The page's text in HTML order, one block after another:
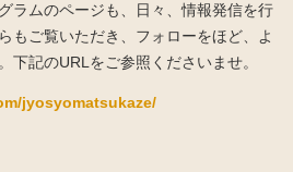
ラムのページも、日々、情報発信を行
もご覧いただき、フォローをほど、よ
下記のURLをご参照くださいませ。
jyosyomatsukaze/